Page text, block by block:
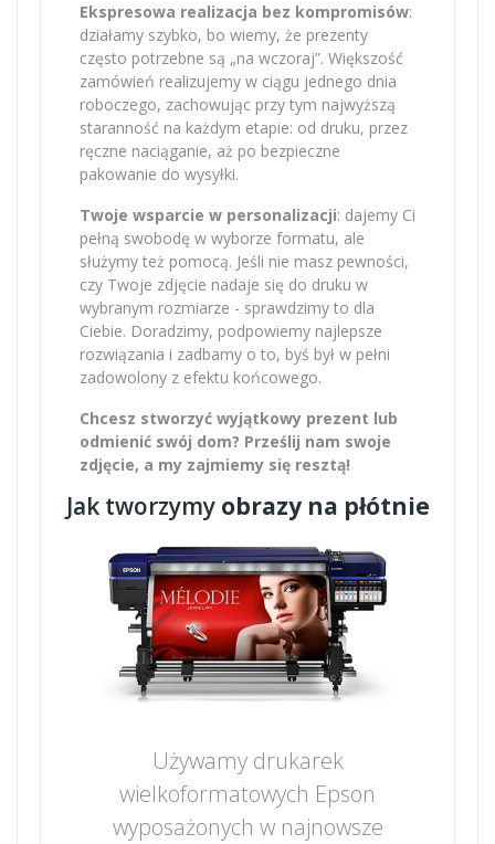
Ekspresowa realizacja bez kompromisów:
działamy szybko, bo wiemy, że prezenty
często potrzebne są „na wczoraj”. Większość
zamówień realizujemy w ciągu jednego dnia
roboczego, zachowując przy tym najwyższą
staranność na każdym etapie: od druku, przez
ręczne naciąganie, aż po bezpieczne
pakowanie do wysyłki.
Twoje wsparcie w personalizacji: dajemy Ci
pełną swobodę w wyborze formatu, ale
służymy też pomocą. Jeśli nie masz pewności,
czy Twoje zdjęcie nadaje się do druku w
wybranym rozmiarze - sprawdzimy to dla
Ciebie. Doradzimy, podpowiemy najlepsze
rozwiązania i zadbamy o to, byś był w pełni
zadowolony z efektu końcowego.
Chcesz stworzyć wyjątkowy prezent lub
odmienić swój dom? Prześlij nam swoje
zdjęcie, a my zajmiemy się resztą!
Jak tworzymyobrazy na płótnie
Używamy drukarek
wielkoformatowych Epson
wyposażonych w najnowsze